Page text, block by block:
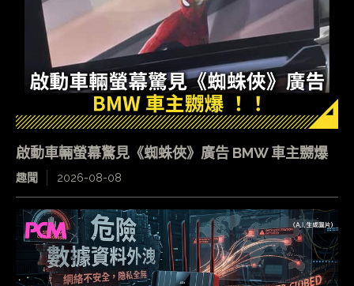
啟動車輛螢幕驚見《蜘蛛俠》廣告 BMW 車主嬲爆
趣聞 2026-08-08